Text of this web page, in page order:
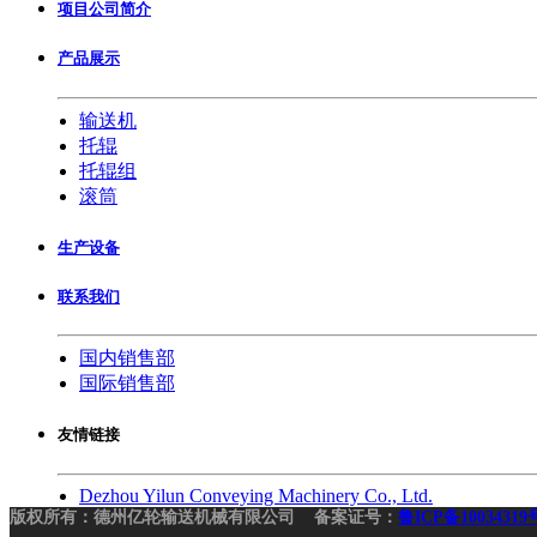
项目公司简介
产品展示
输送机
托辊
托辊组
滚筒
生产设备
联系我们
国内销售部
国际销售部
友情链接
Dezhou Yilun Conveying Machinery Co., Ltd.
版权所有：德州亿轮输送机械有限公司 备案证号： 鲁ICP备10034319